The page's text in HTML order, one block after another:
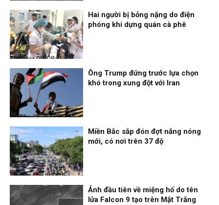
Thời sự
08/08/26, 18:25
Hai người bị bỏng nặng do điện
phóng khi dựng quán cà phê
Thời sự
08/08/26, 18:21
Ông Trump đứng trước lựa chọn
khó trong xung đột với Iran
Thời sự
08/08/26, 18:19
Miền Bắc sắp đón đợt nắng nóng
mới, có nơi trên 37 độ
Ảnh đầu tiên về miệng hố do tên
lửa Falcon 9 tạo trên Mặt Trăng